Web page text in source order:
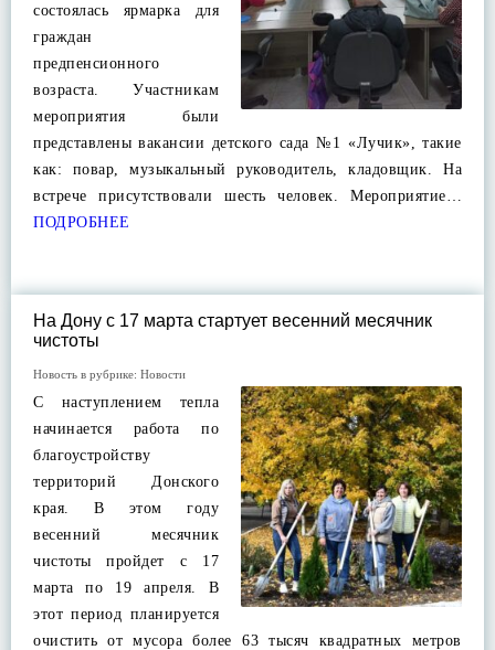
состоялась ярмарка для
граждан
предпенсионного
возраста. Участникам
мероприятия были
представлены вакансии детского сада №1 «Лучик», такие
как: повар, музыкальный руководитель, кладовщик. На
встрече присутствовали шесть человек. Мероприятие…
ПОДРОБНЕЕ
На Дону с 17 марта стартует весенний месячник
чистоты
Новость в рубрике: Новости
С наступлением тепла
начинается работа по
благоустройству
территорий Донского
края. В этом году
весенний месячник
чистоты пройдет с 17
марта по 19 апреля. В
этот период планируется
очистить от мусора более 63 тысяч квадратных метров